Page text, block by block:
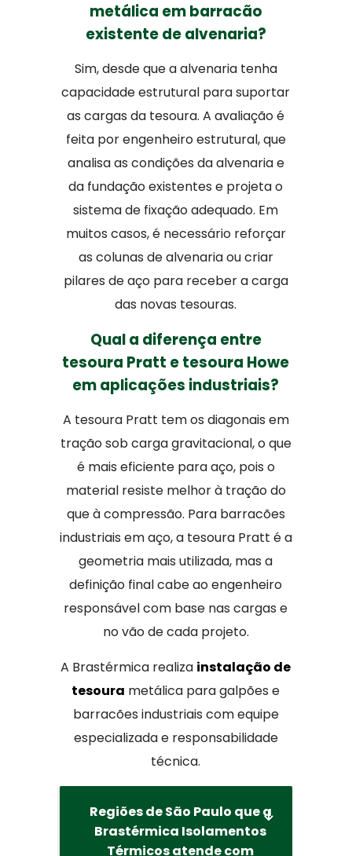
metálica em barracão
existente de alvenaria?
Sim, desde que a alvenaria tenha
capacidade estrutural para suportar
as cargas da tesoura. A avaliação é
feita por engenheiro estrutural, que
analisa as condições da alvenaria e
da fundação existentes e projeta o
sistema de fixação adequado. Em
muitos casos, é necessário reforçar
as colunas de alvenaria ou criar
pilares de aço para receber a carga
das novas tesouras.
Qual a diferença entre
tesoura Pratt e tesoura Howe
em aplicações industriais?
A tesoura Pratt tem os diagonais em
tração sob carga gravitacional, o que
é mais eficiente para aço, pois o
material resiste melhor à tração do
que à compressão. Para barracões
industriais em aço, a tesoura Pratt é a
geometria mais utilizada, mas a
definição final cabe ao engenheiro
responsável com base nas cargas e
no vão de cada projeto.
A Brastérmica realiza instalação de
tesoura metálica para galpões e
barracões industriais com equipe
especializada e responsabilidade
técnica.
Regiões de São Paulo que a
Brastérmica Isolamentos
Térmicos atende com